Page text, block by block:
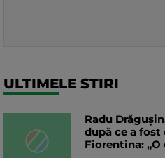
ULTIMELE STIRI
Radu
după ce a
Fiorentina: